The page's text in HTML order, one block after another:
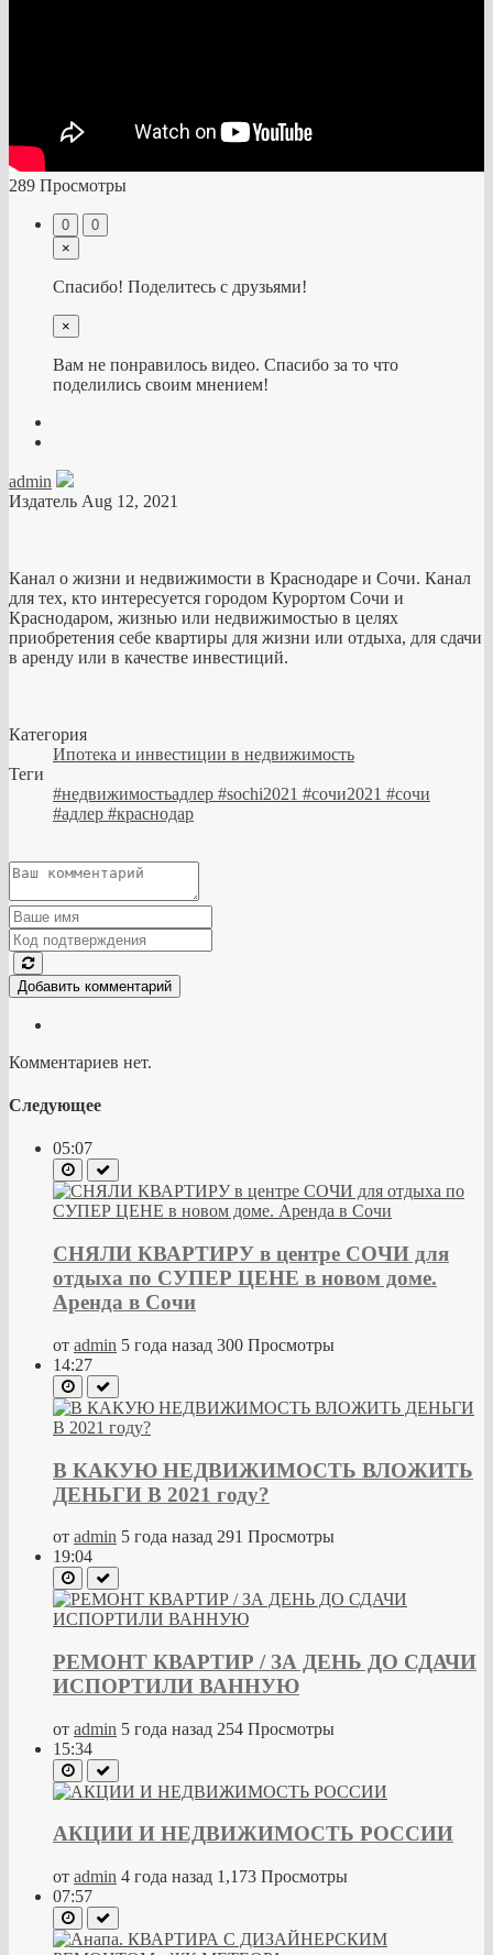
289 Просмотры
0
0
×
Спасибо! Поделитесь с друзьями!
×
Вам не понравилось видео. Спасибо за то что
поделились своим мнением!
admin
Издатель Aug 12, 2021
Канал о жизни и недвижимости в Краснодаре и Сочи. Канал
для тех, кто интересуется городом Курортом Сочи и
Краснодаром, жизнью или недвижимостью в целях
приобретения себе квартиры для жизни или отдыха, для сдачи
в аренду или в качестве инвестиций.
Категория
Ипотека и инвестиции в недвижимость
Теги
#недвижимостьадлер #sochi2021 #сочи2021 #сочи
#адлер #краснодар
Добавить комментарий
Комментариев нет.
Следующее
05:07
СНЯЛИ КВАРТИРУ в центре СОЧИ для
отдыха по СУПЕР ЦЕНЕ в новом доме.
Аренда в Сочи
от admin 5 года назад 300 Просмотры
14:27
В КАКУЮ НЕДВИЖИМОСТЬ ВЛОЖИТЬ
ДЕНЬГИ В 2021 году?
от admin 5 года назад 291 Просмотры
19:04
РЕМОНТ КВАРТИР / ЗА ДЕНЬ ДО СДАЧИ
ИСПОРТИЛИ ВАННУЮ
от admin 5 года назад 254 Просмотры
15:34
АКЦИИ И НЕДВИЖИМОСТЬ РОССИИ
от admin 4 года назад 1,173 Просмотры
07:57